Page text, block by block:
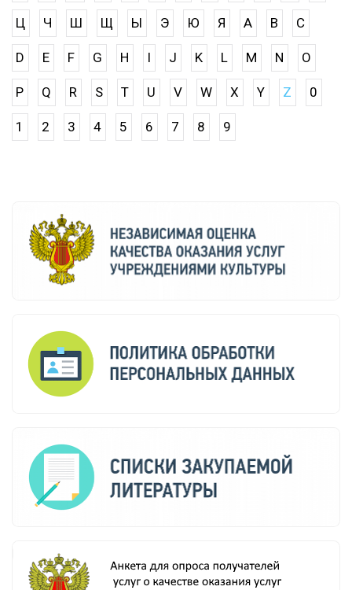
Ц Ч Ш Щ Ы Э Ю Я A B C
D E F G H I J K L M N O
P Q R S T U V W X Y Z 0
1 2 3 4 5 6 7 8 9